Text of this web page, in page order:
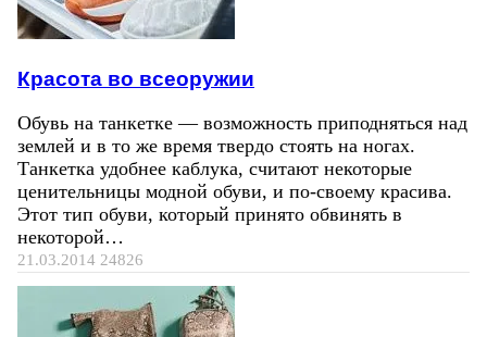
Красота во всеоружии
Обувь на танкетке — возможность приподняться над
землей и в то же время твердо стоять на ногах.
Танкетка удобнее каблука, считают некоторые
ценительницы модной обуви, и по-своему красива.
Этот тип обуви, который принято обвинять в
некоторой…
21.03.2014 24826